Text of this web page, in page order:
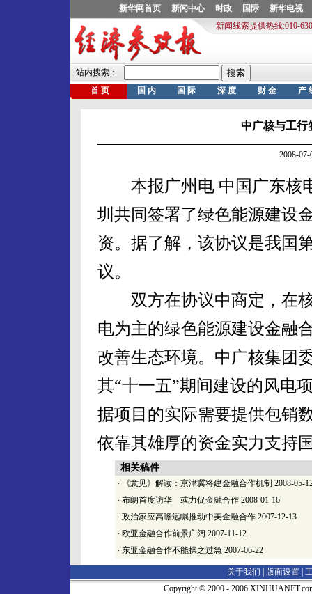
中广核与工行
2008-
本报广州电 中国广东核
圳共同签署了绿色能源建设
资。据了解，该协议是我国
议。
双方在协议中商定，在核
电为主的绿色能源建设金融
改善生态环境。中广核集团
其“十一五”期间建设的风电
据项目的实际需要提供包销
依靠其雄厚的资金实力支持
相关稿件
·
《意见》解读：京津冀将建金融合作机制 2008-05-
· 布朗首度访华 或力促金融合作 2008-01-16
· 政治家应高瞻远瞩推动中美金融合作 2007-12-13
· 欧亚金融合作前景广阔 2007-11-12
· 东亚金融合作不能操之过急 2007-06-22
关于我们 | 版面设置
Copyright © 2000 - 2006